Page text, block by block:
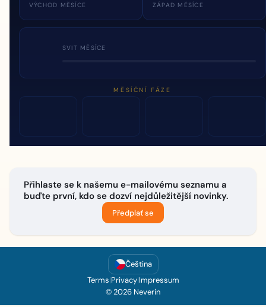
VÝCHOD MĚSÍCE ZÁPAD MĚSÍCE
SVIT MĚSÍCE
MĚSÍČNÍ FÁZE
Přihlaste se k našemu e-mailovému seznamu a
buďte první, kdo se dozví nejdůležitější novinky.
Předplať se
Čeština
Terms|Privacy|Impressum
© 2026 Neverin